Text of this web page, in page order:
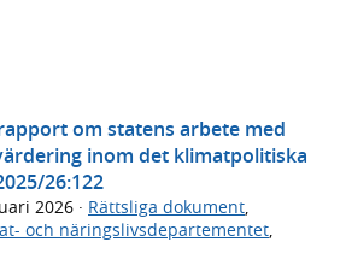
om statens arbete med
inom det klimatpolitiska
26:122
2026 · Rättsliga dokument,
och näringslivsdepartementet,